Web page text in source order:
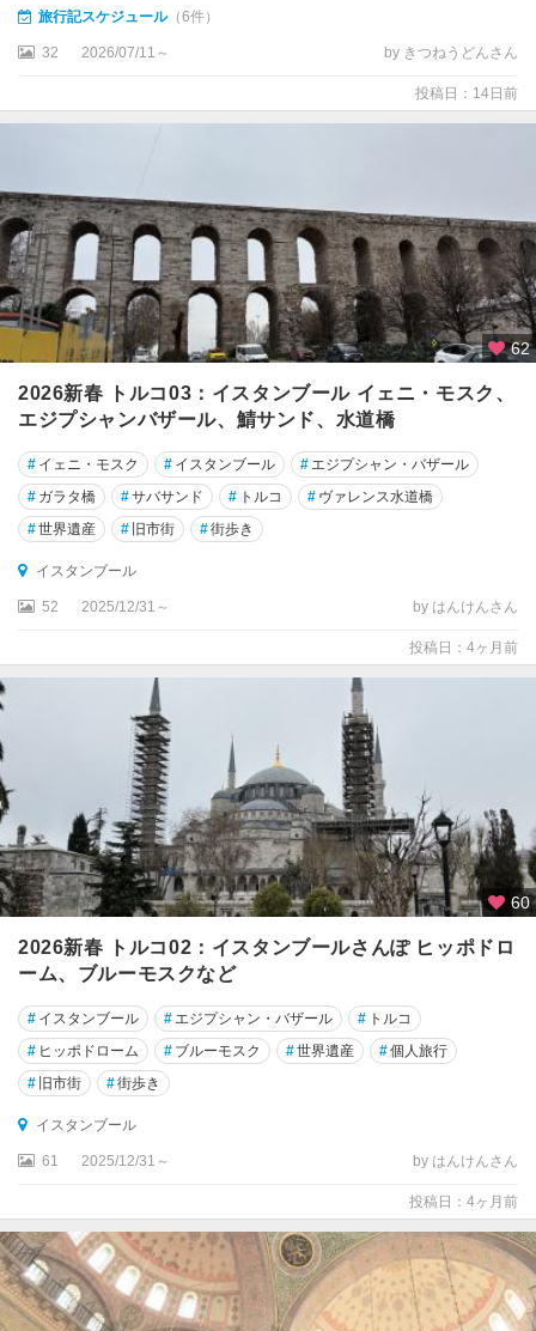
ド
ア
★
カ
レ
ア
イ
デ
ル
ア
ワ
ル
ッ
ク
ソ
ア
ロ
デ
ィ
ス
ィ
ア
マ
ス
ヤ
ア
ン
ヤ
ア
ン
旅行記スケジュール（6件）
32 2026/07/11～ by きつねうどんさん
投稿日：14日前
62
2026新春 トルコ03：イスタンブール イェニ・モスク、
エジプシャンバザール、鯖サンド、水道橋
# イェニ・モスク # イスタンブール # エジプシャン・バザール
# ガラタ橋 #サバサンド # トルコ # ヴァレンス水道橋
#世界遺産 # 旧市街 #街歩き
イスタンブール
52 2025/12/31～ by はんけんさん
投稿日：4ヶ月前
60
2026新春 トルコ02：イスタンブールさんぽ ヒッポドロ
ーム、ブルーモスクなど
# イスタンブール # エジプシャン・バザール # トルコ
# ヒッポドローム # ブルーモスク #世界遺産 #個人旅行
# 旧市街 #街歩き
イスタンブール
61 2025/12/31～ by はんけんさん
投稿日：4ヶ月前